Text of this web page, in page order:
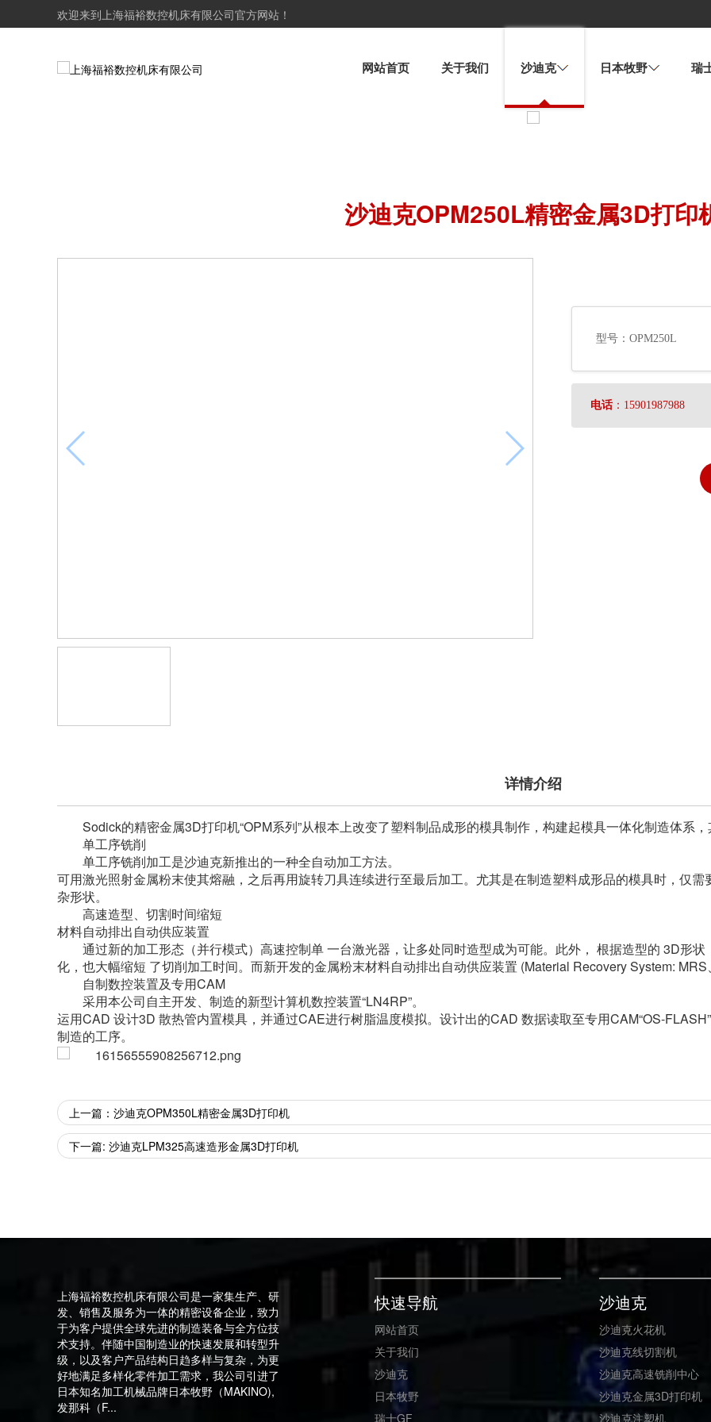
欢迎来到上海福裕数控机床有限公司官方网站！
网站首页 关于我们 沙迪克 日本牧野 瑞
沙迪克OPM250L精密金属3D打印
型号：OPM250L
电话：15901987988
详情介绍
Sodick的精密金属3D打印机“OPM系列”从根本上改变了塑料制品成形的模具制作，构建起模具一体化制造体系
单工序铣削
单工序铣削加工是沙迪克新推出的一种全自动加工方法。
可用激光照射金属粉末使其熔融，之后再用旋转刀具连续进行至最后加工。尤其是在制造塑料成形品的模具时，仅
杂形状。
高速造型、切割时间缩短
材料自动排出自动供应装置
通过新的加工形态（并行模式）高速控制单 一台激光器，让多处同时造型成为可能。此外， 根据造型的 3D形
化，也大幅缩短 了切削加工时间。而新开发的金属粉末材料自动排出自动供应装置 (Material Recovery System:
自制数控装置及专用CAM
采用本公司自主开发、制造的新型计算机数控装置“LN4RP”。
运用CAD 设计3D 散热管内置模具，并通过CAE进行树脂温度模拟。设计出的CAD 数据读取至专用CAM“OS-
制造的工序。
上一篇：沙迪克OPM350L精密金属3D打印机
下一篇: 沙迪克LPM325高速造形金属3D打印机
上海福裕数控机床有限公司是一家集生产、研
发、销售及服务为一体的精密设备企业，致力
于为客户提供全球先进的制造装备与全方位技
术支持。伴随中国制造业的快速发展和转型升
级，以及客户产品结构日趋多样与复杂，为更
好地满足多样化零件加工需求，我公司引进了
日本知名加工机械品牌日本牧野（MAKINO),
发那科（F...
快速导航
网站首页
关于我们
沙迪克
日本牧野
瑞士GF
沙迪克
沙迪克火花机
沙迪克线切割机
沙迪克高速铣削中心
沙迪克金属3D打印机
沙迪克注塑机